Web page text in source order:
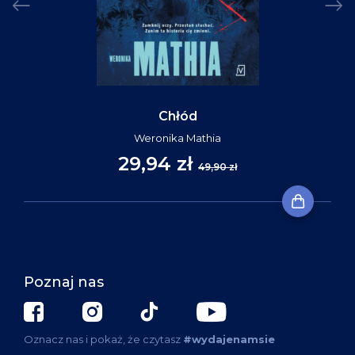
Chłód
Weronika Mathia
29,94 zł 49,90 zł
Poznaj nas
Oznacz nas i pokaż, że czytasz #wydajenamsie